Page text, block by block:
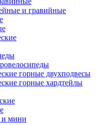
и гравийные
горные двухподвесы
горные хардтейлы
и мини